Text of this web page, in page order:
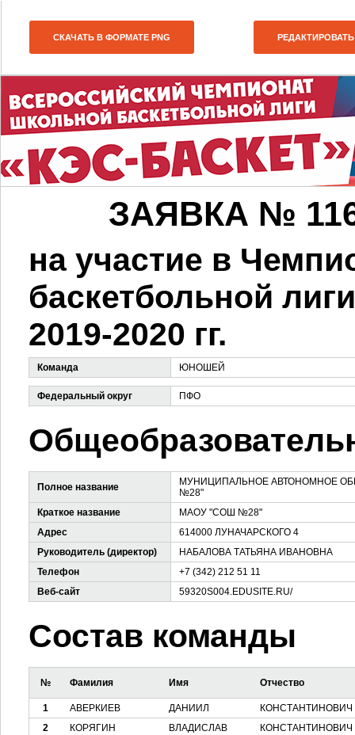
СКАЧАТЬ В ФОРМАТЕ PNG
ЗАЯВКА №
на участие в
баскетбольной
2019-2020 гг.
Команда ЮНОШЕЙ
Федеральный округ ПФО
Полное название
МУНИЦИПАЛЬНОЕ АВТОНОМНОЕ
№28"
Краткое название
МАОУ "СОШ №28"
Адрес
614000 ЛУНАЧАРСКОГО 4
Руководитель (директор)
НАБАЛОВА ТАТЬЯНА ИВАНОВНА
Телефон
+7 (342) 212 51 11
Веб-сайт
59320S004.EDUSITE.RU/
Состав команды
№ Фамилия Имя Отчество
1 АВЕРКИЕВ ДАНИИЛ
КОНСТАНТИНОВИЧ
2
КОРЯГИН ВЛАДИСЛАВ
КОНСТАНТИНОВИЧ